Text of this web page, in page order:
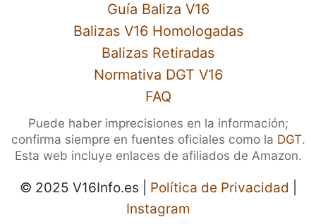
Guía Baliza V16
Balizas V16 Homologadas
Balizas Retiradas
Normativa DGT V16
FAQ
Puede haber imprecisiones en la información;
confirma siempre en fuentes oficiales como la DGT.
Esta web incluye enlaces de afiliados de Amazon.
© 2025 V16Info.es | Política de Privacidad
Instagram